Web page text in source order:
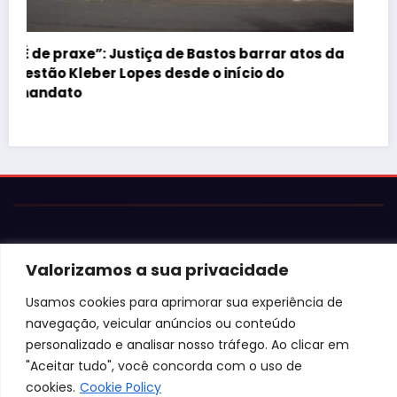
Valorizamos a sua privacidade
Usamos cookies para aprimorar sua experiência de
navegação, veicular anúncios ou conteúdo
personalizado e analisar nosso tráfego. Ao clicar em
"Aceitar tudo", você concorda com o uso de
cookies. Cookie Policy
da
© 2026 Jota Neves. Todos os direitos reservados.
legais.